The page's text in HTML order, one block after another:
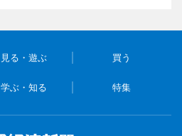
見る・遊ぶ 買う
学ぶ・知る 特集